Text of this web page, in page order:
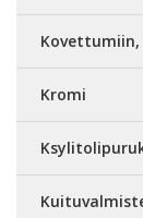
Kromi